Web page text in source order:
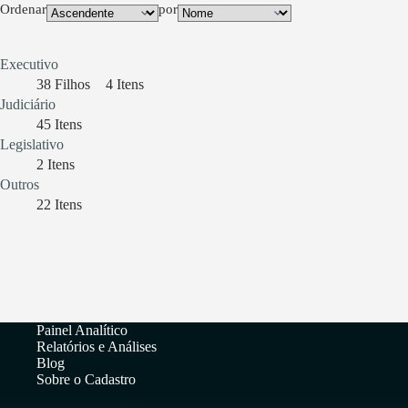
Ordenar por
Executivo
38 Filhos 4 Itens
Judiciário
45 Itens
Legislativo
2 Itens
Outros
22 Itens
Painel Analítico
Relatórios e Análises
Blog
Sobre o Cadastro